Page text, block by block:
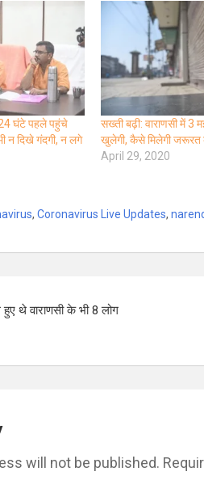
घंटे पहले पहुंचे
न दिखे गंदगी, न लगे
सख्ती बढ़ी: वाराणसी में 3
खुलेगी, कैसे मिलेगी जरूरत
April 29, 2020
, Coronavirus Live Updates,
हुए थे वाराणसी के भी 8 लोग
will not be published.